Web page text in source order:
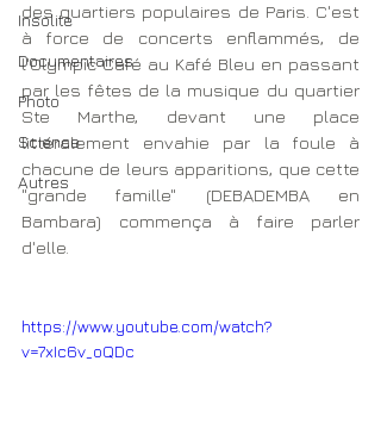
Insolite
Documentaires
Photo
Science
Autres
des quartiers populaires de Paris. C'est
à force de concerts enflammés, de
l'Olympic Café au Kafé Bleu en passant
par les fêtes de la musique du quartier
Ste Marthe, devant une place
littéralement envahie par la foule à
chacune de leurs apparitions, que cette
"grande famille" (DEBADEMBA en
Bambara) commença à faire parler
d'elle.
https://www.youtube.com/watch?
v=7xIc6v_oQDc